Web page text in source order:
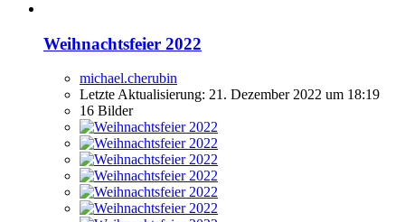
Weihnachtsfeier 2022
michael.cherubin
Letzte Aktualisierung: 21. Dezember 2022 um 18:19
16 Bilder